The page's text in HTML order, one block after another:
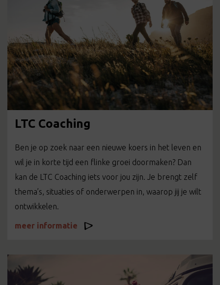
LTC Coaching
Ben je op zoek naar een nieuwe koers in het leven en
wil je in korte tijd een flinke groei doormaken? Dan
kan de LTC Coaching iets voor jou zijn. Je brengt zelf
thema’s, situaties of onderwerpen in, waarop jij je wilt
ontwikkelen.
meer informatie